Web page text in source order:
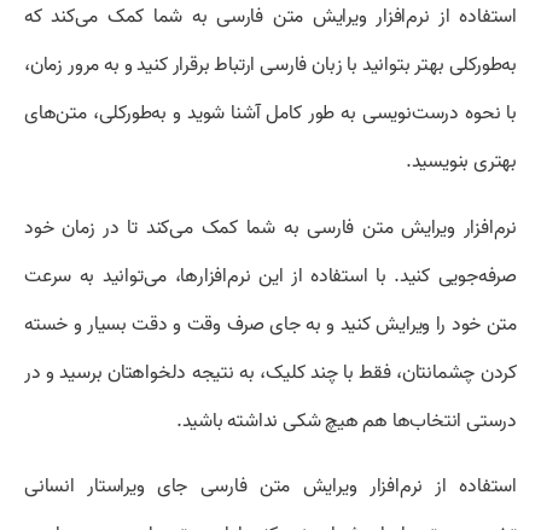
استفاده از نرم‌افزار ویرایش متن فارسی به شما کمک می‌کند که
به‌طورکلی بهتر بتوانید با زبان فارسی ارتباط برقرار کنید و به مرور زمان،
با نحوه درست‌نویسی به طور کامل آشنا شوید و به‌طورکلی، متن‌های
بهتری بنویسید.
نرم‌افزار ویرایش متن فارسی به شما کمک می‌کند تا در زمان خود
صرفه‌جویی کنید. با استفاده از این نرم‌افزارها، می‌توانید به سرعت
متن خود را ویرایش کنید و به جای صرف وقت و دقت بسیار و خسته
کردن چشمانتان، فقط با چند کلیک، به نتیجه دلخواهتان برسید و در
درستی انتخاب‌ها هم هیچ شکی نداشته باشید.
استفاده از نرم‌افزار ویرایش متن فارسی جای ویراستار انسانی